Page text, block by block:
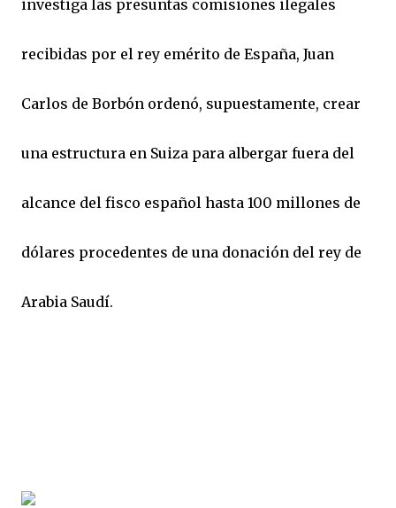
investiga las presuntas comisiones ilegales
recibidas por el rey emérito de España, Juan
Carlos de Borbón ordenó, supuestamente, crear
una estructura en Suiza para albergar fuera del
alcance del fisco español hasta 100 millones de
dólares procedentes de una donación del rey de
Arabia Saudí.